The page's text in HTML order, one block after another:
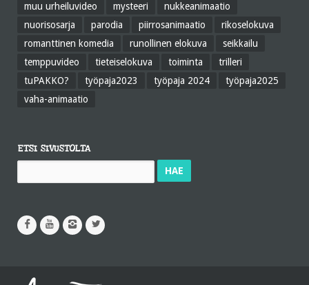
muu urheiluvideo
mysteeri
nukkeanimaatio
nuorisosarja
parodia piirrosanimaatio
rikoselokuva
romanttinen komedia
runollinen elokuva
seikkailu
temppuvideo
tieteiselokuva toiminta
trilleri
tuPAKKO?
työpaja2023 työpaja 2024
työpaja2025
vaha-animaatio
ETSI SIVUSTOLTA